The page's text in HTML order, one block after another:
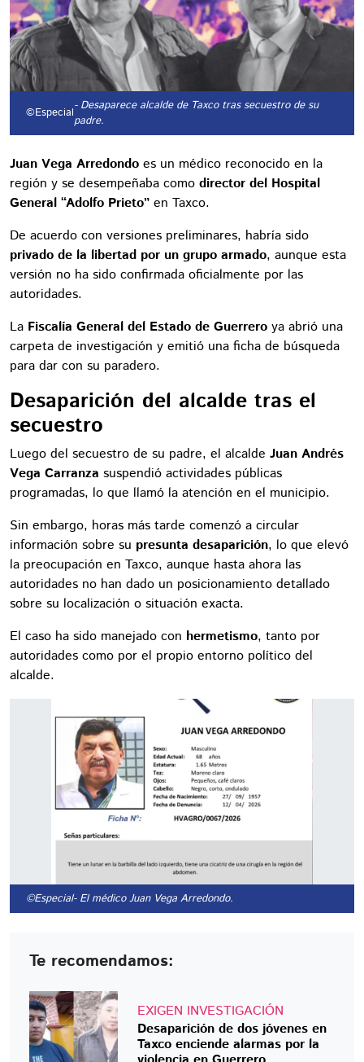
©Especial- Desaparece alcalde de Taxco tras secuestro de su
padre.
Juan Vega Arredondo es un médico reconocido en la
región y se desempeñaba como director del Hospital
General “Adolfo Prieto” en Taxco.
De acuerdo con versiones preliminares, habría sido
privado de la libertad por un grupo armado, aunque esta
versión no ha sido confirmada oficialmente por las
autoridades.
La Fiscalía General del Estado de Guerrero ya abrió una
carpeta de investigación y emitió una ficha de búsqueda
para dar con su paradero.
Desaparición del alcalde tras el
secuestro
Luego del secuestro de su padre, el alcalde Juan Andrés
Vega Carranza suspendió actividades públicas
programadas, lo que llamó la atención en el municipio.
Sin embargo, horas más tarde comenzó a circular
información sobre su presunta desaparición, lo que elevó
la preocupación en Taxco, aunque hasta ahora las
autoridades no han dado un posicionamiento detallado
sobre su localización o situación exacta.
El caso ha sido manejado con hermetismo, tanto por
autoridades como por el propio entorno político del
alcalde.
©Especial- El médico Juan Vega Arredondo.
Te recomendamos:
EXIGEN INVESTIGACIÓN
Desaparición de dos jóvenes en
Taxco enciende alarmas por la